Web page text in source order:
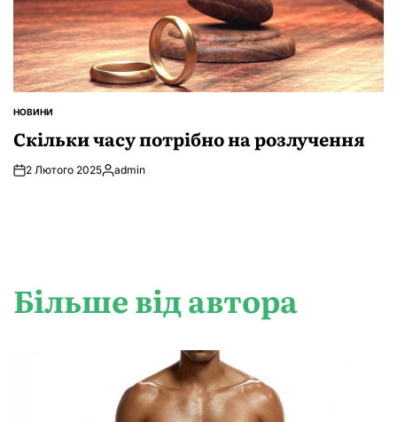
ОПУБЛІКУВАТИ
НОВИНИ
Скільки часу потрібно на розлучення
2 Лютого 2025Опубліковано
admin
Більше від автора